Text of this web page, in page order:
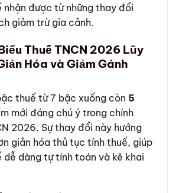
nhận được từ những thay đổi
giảm trừ gia cảnh.
Thuế TNCN 2026 Lũy
Hóa và Giảm Gánh
thuế từ 7 bậc xuống còn 5
mới đáng chú ý trong chính
2026. Sự thay đổi này hướng
giản hóa thủ tục tính thuế, giúp
dễ dàng tự tính toán và kê khai